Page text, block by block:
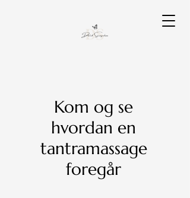
Kom og se
hvordan en
tantramassage
foregår